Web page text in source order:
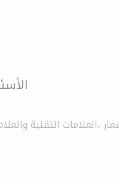
،العلامات التقنية